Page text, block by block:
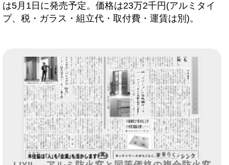
は5月1日に発売予定。価格は23万2千円(アルミタイ
プ、税・ガラス・組立代・取付費・運賃は別)。